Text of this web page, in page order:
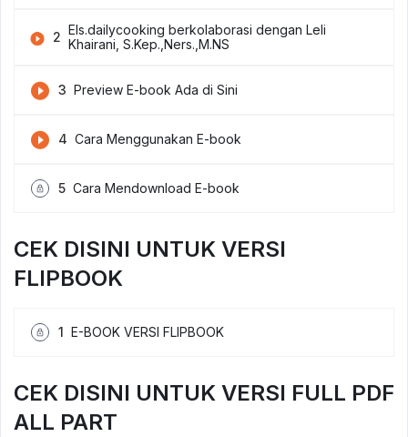
2 Els.dailycooking berkolaborasi dengan Leli
Khairani, S.Kep.,Ners.,M.NS
3 Preview E-book Ada di Sini
4 Cara Menggunakan E-book
5 Cara Mendownload E-book
CEK DISINI UNTUK VERSI
FLIPBOOK
1 E-BOOK VERSI FLIPBOOK
CEK DISINI UNTUK VERSI FULL PDF
ALL PART